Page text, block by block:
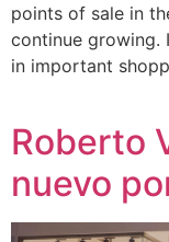
points of sale in
continue growing.
in important
Roberto
nuevo